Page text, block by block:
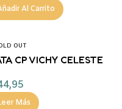
Al Carrito
OUT
CP VICHY CELESTE
Más